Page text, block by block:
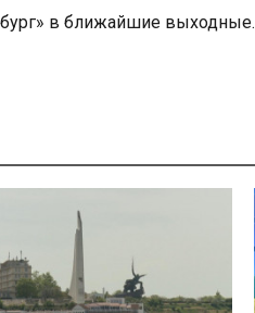
в ближайшие выходные.